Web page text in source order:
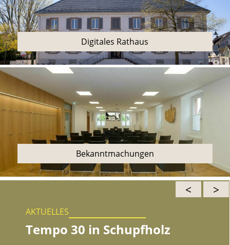
Digitales Rathaus
Bekanntmachungen
< >
AKTUELLES
Tempo 30 in Schupfholz